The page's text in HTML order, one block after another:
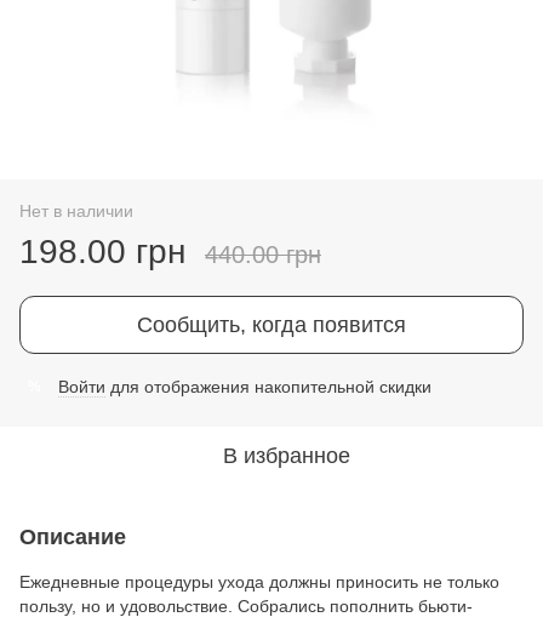
Нет в наличии
198.00 грн 440.00 грн
Сообщить, когда появится
Войти для отображения накопительной скидки
В избранное
Описание
Ежедневные процедуры ухода должны приносить не только
пользу, но и удовольствие. Собрались пополнить бьюти-